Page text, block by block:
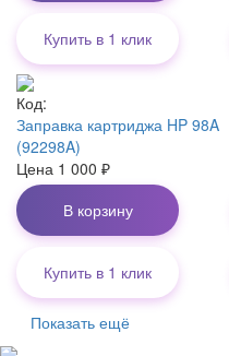
Купить в 1 клик
Код:
Заправка картриджа HP 98A
(92298A)
Цена 1 000 ₽
В корзину
Купить в 1 клик
Показать ещё